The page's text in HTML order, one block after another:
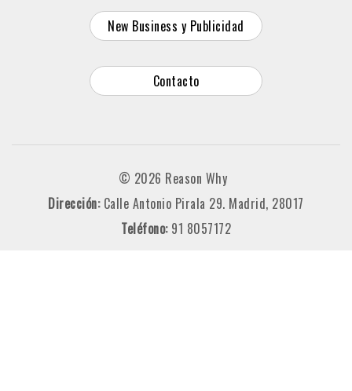
New Business y Publicidad
Contacto
© 2026 Reason Why
Dirección: Calle Antonio Pirala 29. Madrid, 28017
Teléfono: 91 8057172